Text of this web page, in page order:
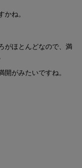
ね。
がほとんどなので、満
がみたいですね。